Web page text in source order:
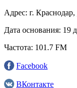
Адрес: г.
Дата основания: 19
Частота: 101.7 FM
Facebook
ВКонтакте